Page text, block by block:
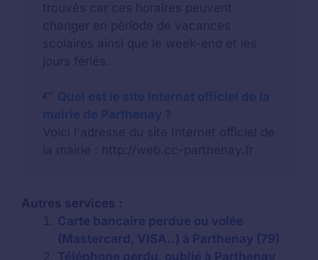
trouvés car ces horaires peuvent
changer en période de vacances
scolaires ainsi que le week-end et les
jours fériés.
Quel est le site Internet officiel de la
mairie de Parthenay ?
Voici l'adresse du site Internet officiel de
la mairie : http://web.cc-parthenay.fr
Autres services :
Carte bancaire perdue ou volée
(Mastercard, VISA..) à Parthenay (79)
Téléphone perdu, oublié à Parthenay